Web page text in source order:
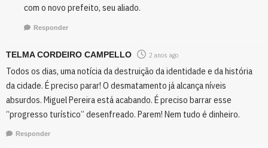
com o novo prefeito, seu aliado.
Responder
TELMA CORDEIRO CAMPELLO 2 anos ago
Todos os dias, uma notícia da destruição da identidade e da história
da cidade. É preciso parar! O desmatamento já alcança níveis
absurdos. Miguel Pereira está acabando. É preciso barrar esse
“progresso turístico” desenfreado. Parem! Nem tudo é dinheiro.
Responder